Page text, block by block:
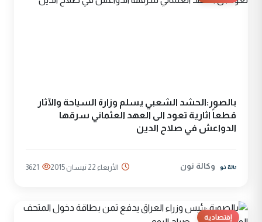
بالصور:الحشد الشعبي يسلم وزارة السياحة والآثار
قطعاً اثارية تعود الى العهد العثماني سرقها
الدواعش في صلاح الدين
وكالة نون الأربعاء 22 نيسان 2015 3621
إقتصادية